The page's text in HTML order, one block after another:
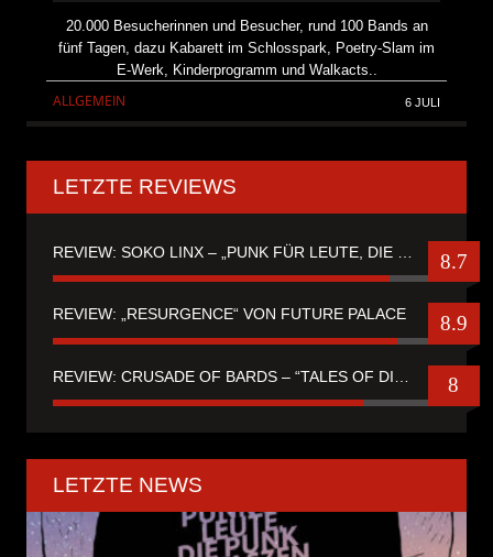
20.000 Besucherinnen und Besucher, rund 100 Bands an
fünf Tagen, dazu Kabarett im Schlosspark, Poetry-Slam im
E-Werk, Kinderprogramm und Walkacts..
ALLGEMEIN 6 JULI
LETZTE REVIEWS
8.7
REVIEW: „RESURGENCE“ VON FUTURE PALACE 8.9
8
LETZTE NEWS